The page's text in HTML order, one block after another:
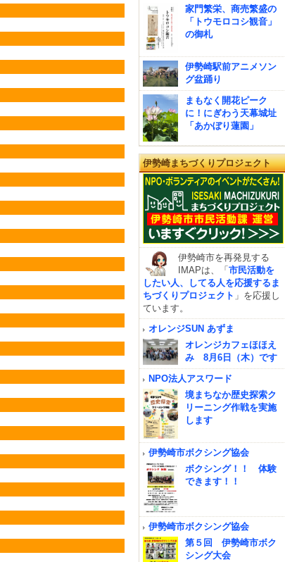
家門繁栄、商売繁盛の
「トウモロコシ観音」
の御札
伊勢崎駅前アニメソン
グ盆踊り
まもなく開花ピーク
に！にぎわう天幕城址
「あかぼり蓮園」
伊勢崎まちづくりプロジェクト
伊勢崎市を再発見する
IMAPは、「市民活動を
したい人、してる人を応援するま
ちづくりプロジェクト 」を応援し
ています。
オレンジSUN あずま
オレンジカフェほほえ
み 8月6日（木）です
NPO法人アスワード
境まちなか歴史探索ク
リーニング作戦を実施
します
伊勢崎市ボクシング協会
ボクシング！！ 体験
できます！！
伊勢崎市ボクシング協会
第５回 伊勢崎市ボク
シング大会